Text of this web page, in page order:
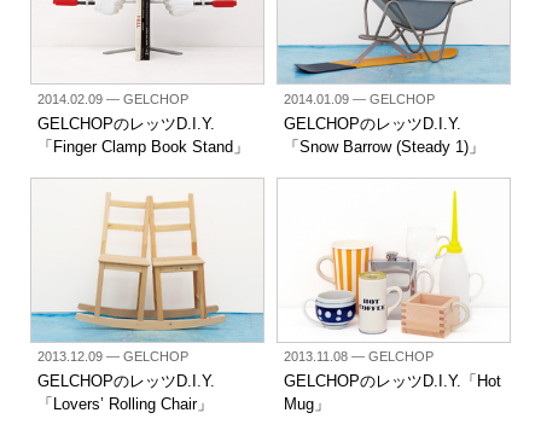
2014.02.09— GELCHOP
GELCHOPのレッツD.I.Y.
「Finger Clamp Book Stand」
2014.01.09— GELCHOP
GELCHOPのレッツD.I.Y.
「Snow Barrow (Steady 1)」
2013.12.09— GELCHOP
GELCHOPのレッツD.I.Y.
「Lovers’ Rolling Chair」
2013.11.08— GELCHOP
GELCHOPのレッツD.I.Y.「Hot
Mug」